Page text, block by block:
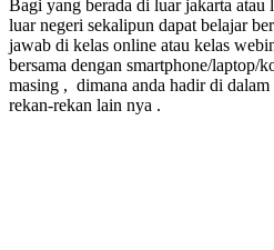
Bagi yang berada di luar jakarta atau
luar negeri sekalipun dapat belajar
jawab di kelas online atau kelas
bersama dengan smartphone/laptop/
masing , dimana anda hadir di
rekan-rekan lain nya .